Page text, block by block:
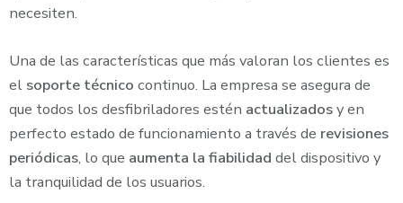
necesiten.
Una de las características que más valoran los clientes es
el soporte técnico continuo. La empresa se asegura de
que todos los desfibriladores estén actualizadosy en
perfecto estado de funcionamiento a través de revisiones
periódicas, lo que aumenta la fiabilidad del dispositivo y
la tranquilidad de los usuarios.